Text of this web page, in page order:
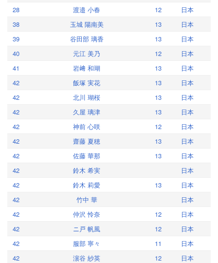
28
渡邉 小春 12
日本
38
玉城 陽南美 13
日本
39
谷田部 璃香 13
日本
40
元江 美乃 12
日本
41
岩﨑 和瑚 13
日本
42
飯塚 実花 13
日本
42
北川 瑚桜 13
日本
42
久屋 璃津 13
日本
42
神前 心咲 12
日本
42
齋藤 夏穂 13
日本
42
佐藤 華那 13
日本
42
鈴木 希実
日本
42
鈴木 莉愛 13
日本
42
竹中 華
日本
42
仲沢 怜奈 12
日本
42
ニ戸 帆風 12
日本
42
服部 寧々 11
日本
42
濵谷 紗英 12
日本